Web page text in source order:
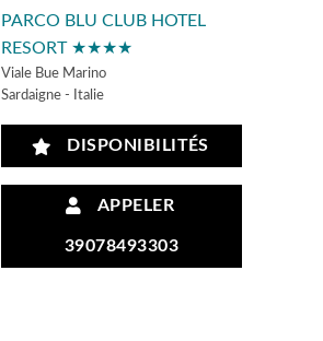
PARCO BLU CLUB HOTEL
RESORT ★★★★
Viale Bue Marino
Sardaigne - Italie
DISPONIBILITÉS
APPELER
39078493303